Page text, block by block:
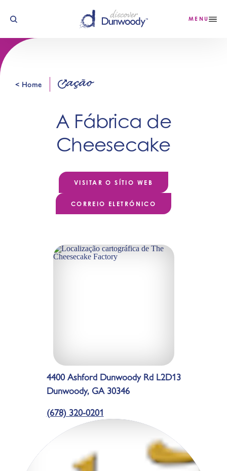
Saltar para o conteúdo MENU
< Home ação
A Fábrica de
Cheesecake
VISITAR O SÍTIO WEB
CORREIO ELETRÓNICO
4400 Ashford Dunwoody Rd L2D13
Dunwoody, GA 30346
(678) 320-0201